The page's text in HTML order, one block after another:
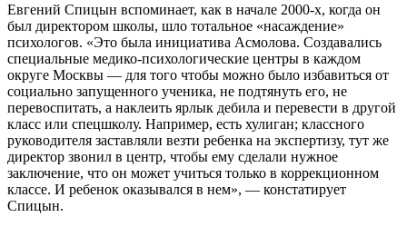
Евгений Спицын вспоминает, как в начале 2000-х, когда он
был директором школы, шло тотальное «насаждение»
психологов. «Это была инициатива Асмолова. Создавались
специальные медико-психологические центры в каждом
округе Москвы — для того чтобы можно было избавиться от
социально запущенного ученика, не подтянуть его, не
перевоспитать, а наклеить ярлык дебила и перевести в другой
класс или спецшколу. Например, есть хулиган; классного
руководителя заставляли везти ребенка на экспертизу, тут же
директор звонил в центр, чтобы ему сделали нужное
заключение, что он может учиться только в коррекционном
классе. И ребенок оказывался в нем», — констатирует
Спицын.